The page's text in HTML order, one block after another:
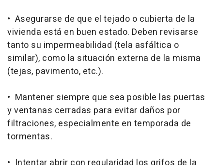
• Asegurarse de que el tejado o cubierta de la
vivienda está en buen estado. Deben revisarse
tanto su impermeabilidad (tela asfáltica o
similar), como la situación externa de la misma
(tejas, pavimento, etc.).
• Mantener siempre que sea posible las puertas
y ventanas cerradas para evitar daños por
filtraciones, especialmente en temporada de
tormentas.